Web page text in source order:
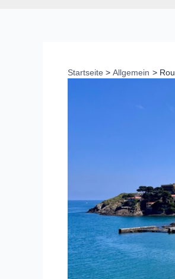
Startseite Allgemein